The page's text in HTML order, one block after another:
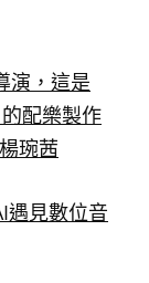
演，這是
配樂製作
琬茜
遇見數位音